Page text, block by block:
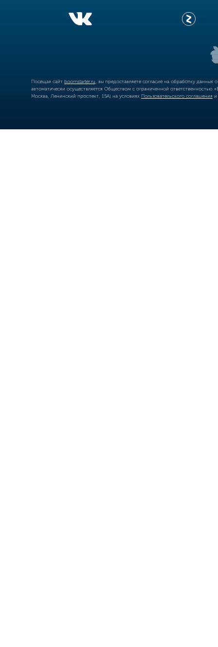
Посещая сайт boomstarter.ru , вы предоставляете согласие на обработку
автоматически осуществляется Обществом с ограниченной
Москва, Ленинский проспект, 15А) на условиях Пользовательского соглашения и